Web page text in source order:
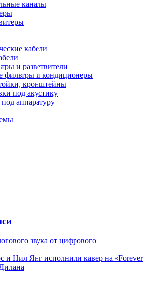
каналы
кабели
и разветвители
фильтры и кондиционеры
кронштейны
под акустику
аппаратуру
звука от цифрового
и Нил Янг исполнили кавер на «Forever